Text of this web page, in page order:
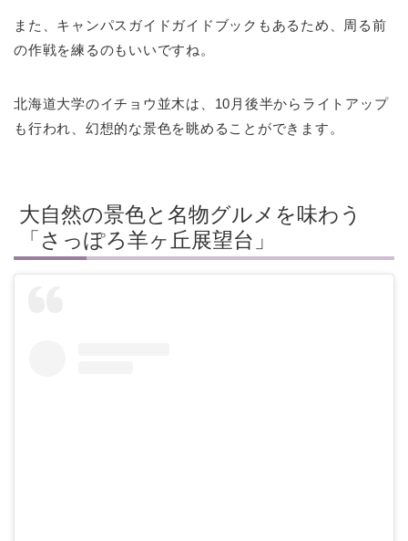
また、キャンパスガイドガイドブックもあるため、周る前
の作戦を練るのもいいですね。
北海道大学のイチョウ並木は、10月後半からライトアップ
も行われ、幻想的な景色を眺めることができます。
大自然の景色と名物グルメを味わう
「さっぽろ羊ヶ丘展望台」